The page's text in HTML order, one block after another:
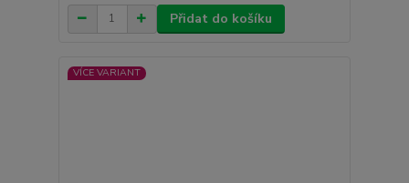
Přidat do košíku
VÍCE VARIANT